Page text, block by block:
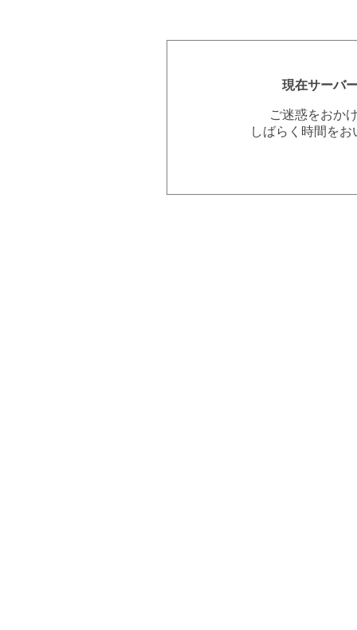
現在サーバ
ご迷惑をおか
しばらく時間を